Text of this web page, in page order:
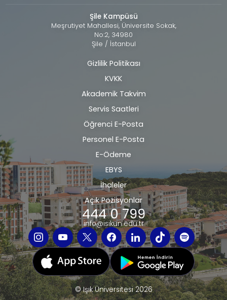
Şile Kampüsü
Meşrutiyet Mahallesi, Üniversite Sokak,
No:2, 34980
Şile / İstanbul
Alt
bilgi
Gizlilik Politikası
KVKK
Akademik Takvim
Servis Saatleri
Öğrenci E-Posta
Personel E-Posta
E-Ödeme
EBYS
İhaleler
Açık Pozisyonlar
444 0 799
info@isikun.edu.tr
© Işık Üniversitesi 2026